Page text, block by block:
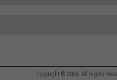
Copyright © 2026. All Rights